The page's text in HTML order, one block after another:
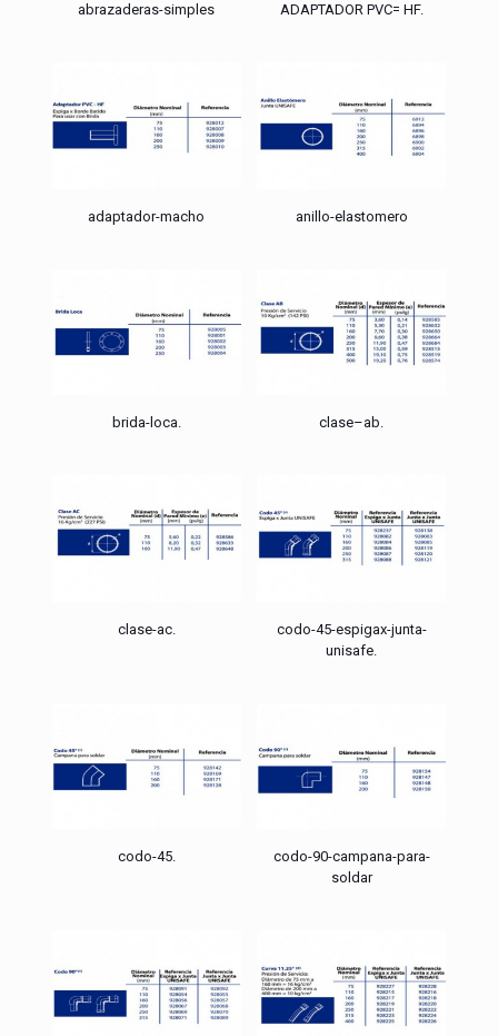
abrazaderas-simples ADAPTADOR PVC= HF.
adaptador-macho anillo-elastomero
brida-loca. clase–ab.
clase-ac.
codo-45-espigax-junta-
unisafe.
codo-45.
codo-90-campana-para-
soldar